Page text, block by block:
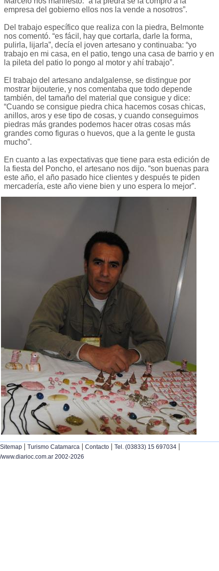
empresa del gobierno ellos nos la vende a nosotros”.
Del trabajo específico que realiza con la piedra, Belmonte
nos comentó. “es fácil, hay que cortarla, darle la forma,
pulirla, lijarla”, decía el joven artesano y continuaba: “yo
trabajo en mi casa, en el patio, tengo una casa de barrio y en
la pileta del patio lo pongo al motor y ahí trabajo”.
El trabajo del artesano andalgalense, se distingue por
mostrar bijouterie, y nos comentaba que todo depende
también, del tamaño del material que consigue y dice:
“Cuando se consigue piedra chica hacemos cosas chicas,
anillos, aros y ese tipo de cosas, y cuando conseguimos
piedras más grandes podemos hacer otras cosas más
grandes como figuras o huevos, que a la gente le gusta
mucho”.
En cuanto a las expectativas que tiene para esta edición de
la fiesta del Poncho, el artesano nos dijo. “son buenas para
este año, el año pasado hice clientes y después te piden
mercadería, este año viene bien y uno espera lo mejor”.
Sitemap | Turismo Catamarca | Contacto | Tel. (03833) 15 697034 |
/www.diarioc.com.ar 2002-2026